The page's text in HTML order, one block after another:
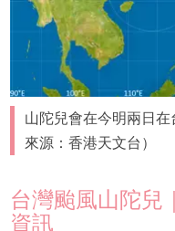
山陀兒會在今明兩日
來源：香港天文台）
台灣颱風山陀兒
資訊